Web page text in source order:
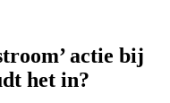
actie bij
het in?